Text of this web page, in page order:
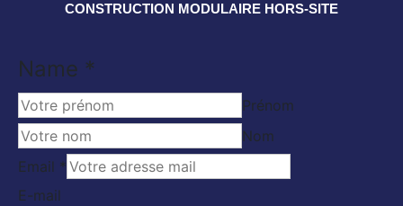
CONSTRUCTION MODULAIRE HORS-SITE
Name
Name *
Prénom
Nom
Email *
E-mail